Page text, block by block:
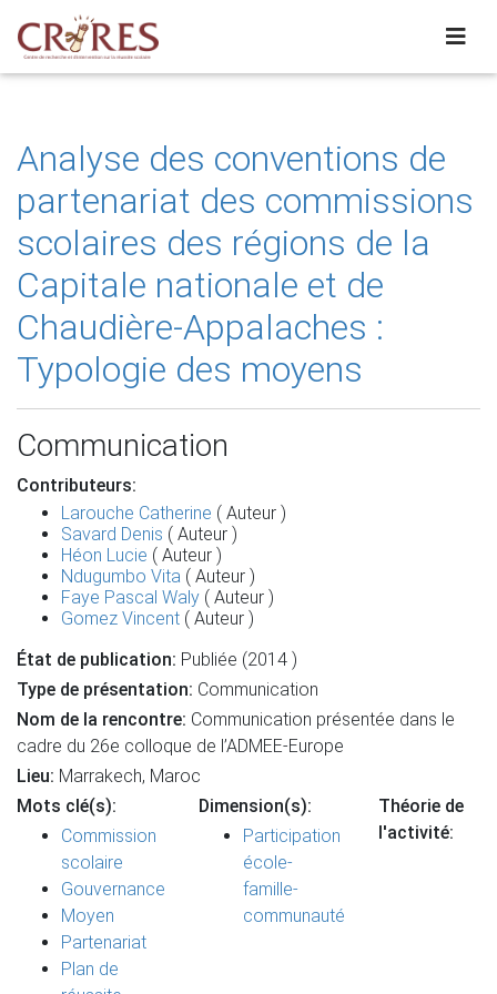
Analyse des conventions de
partenariat des commissions
scolaires des régions de la
Capitale nationale et de
Chaudière-Appalaches :
Typologie des moyens
Communication
Contributeurs:
Larouche Catherine ( Auteur )
Savard Denis ( Auteur )
Héon Lucie ( Auteur )
Ndugumbo Vita ( Auteur )
Faye Pascal Waly ( Auteur )
Gomez Vincent ( Auteur )
État de publication: Publiée (2014 )
Type de présentation: Communication
Nom de la rencontre: Communication présentée dans le
cadre du 26e colloque de l’ADMEE-Europe
Lieu: Marrakech, Maroc
Mots clé(s):
Commission
scolaire
Gouvernance
Moyen
Partenariat
Plan de
Dimension(s):
Participation
école-
famille-
communauté
Théorie de
l'activité: